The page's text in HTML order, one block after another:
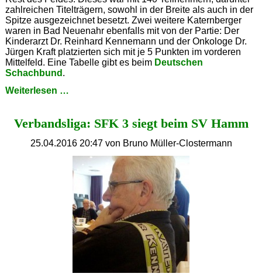
zahlreichen Titelträgern, sowohl in der Breite als auch in der
Spitze ausgezeichnet besetzt. Zwei weitere Katernberger
waren in Bad Neuenahr ebenfalls mit von der Partie: Der
Kinderarzt Dr. Reinhard Kennemann und der Onkologe Dr.
Jürgen Kraft platzierten sich mit je 5 Punkten im vorderen
Mittelfeld. Eine Tabelle gibt es beim Deutschen
Schachbund .
Weiterlesen …
ist
Deutscher
Ärztemeister
Verbandsliga: SFK 3 siegt beim SV Hamm
25.04.2016 20:47von Bruno Müller-Clostermann